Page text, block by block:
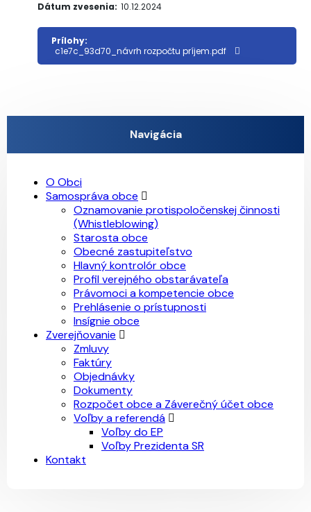
Dátum zvesenia: 10.12.2024
Prílohy:
c1e7c_93d70_návrh rozpočtu príjem.pdf
Navigácia
O Obci
Samospráva obce
Oznamovanie protispoločenskej činnosti
(Whistleblowing)
Starosta obce
Obecné zastupiteľstvo
Hlavný kontrolór obce
Profil verejného obstarávateľa
Právomoci a kompetencie obce
Prehlásenie o prístupnosti
Insígnie obce
Zverejňovanie
Zmluvy
Faktúry
Objednávky
Dokumenty
Rozpočet obce a Záverečný účet obce
Voľby a referendá
Voľby do EP
Voľby Prezidenta SR
Kontakt